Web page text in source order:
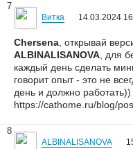
7
Витка 14.03.2024
Chersena , открывай
ALBINALISANOVA , для
каждый день сделать
говорит опыт - это не
день и должно
https://cathome.ru/blog/
8
ALBINALISANOVA